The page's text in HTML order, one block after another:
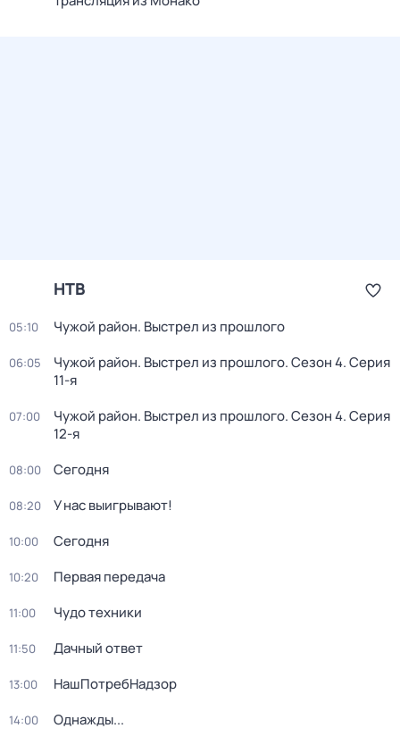
НТВ
05:10 Чужой район. Выстрел из прошлого
06:05 Чужой район. Выстрел из прошлого. Сезон 4. Серия
11-я
07:00 Чужой район. Выстрел из прошлого. Сезон 4. Серия
12-я
08:00 Сегодня
08:20 У нас выигрывают!
10:00 Сегодня
10:20 Первая передача
11:00 Чудо техники
11:50 Дачный ответ
13:00 НашПотребНадзор
14:00 Однажды...